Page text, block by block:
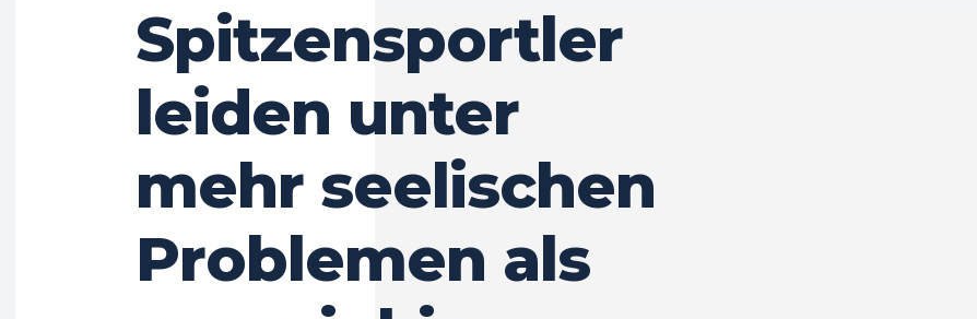
Spitzensportler
leiden unter
mehr seelischen
Problemen als